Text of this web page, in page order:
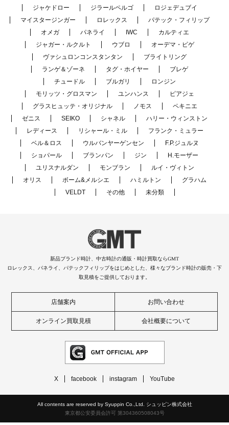
ジャケドロー
ジラールペルゴ
ロジェデュブイ
マイスタージンガー
ロレックス
パテック・フィリップ
オメガ
パネライ IWC
カルティエ
ジャガー・ルクルト
ウブロ
オーデマ・ピゲ
ヴァシュロンコンスタンタン
ブライトリング
ランゲ＆ゾーネ
タグ・ホイヤー
ブレゲ
チュードル
ブルガリ
ロンジン
モリッツ・グロスマン
ユンハンス
ピアジェ
グラスヒュッテ・オリジナル
ノモス
ペキニエ
ゼニス
SEIKO シャネル
ハリー・ウィンストン
レディース
リシャール・ミル
フランク・ミュラー
ベル＆ロス
ウルバンヤーゲンセン
F.P.ジュルヌ
ショパール
ブランパン ジン
H.モーザー
ユリスナルダン
モンブラン
ルイ・ヴィトン
オリス
ボーム&メルシエ ハミルトン
グラハム
VELDT
その他 未分類
新品ブランド時計、中古時計の通販・時計買取ならGMT
ロレックス、パネライ、パテックフィリップをはじめとした、様々なブランド時計の販売・下
取見積をご提供しております。
店舗案内 お問い合わせ
オンライン買取見積 会社概要について
X facebook instagram YouTube
All contents are reserved by Syuppin Co.,Ltd. シュッピン株式会社
東京都公安委員会許可 第304360508043号